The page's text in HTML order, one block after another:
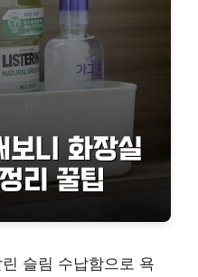
슬림 수납함으로 욕